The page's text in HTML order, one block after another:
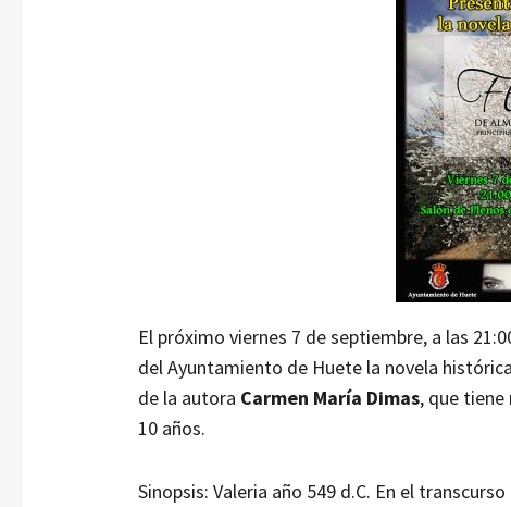
El próximo viernes 7 de septiembre, a las
del Ayuntamiento de Huete la novela
de la autora Carmen María Dimas, que tiene
10 años.
Sinopsis: Valeria año 549 d.C. En el